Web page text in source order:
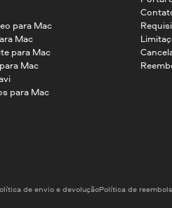
para Mac
Mac
para Mac
Mac
para Mac
de envio e devoluçãoPolítica de